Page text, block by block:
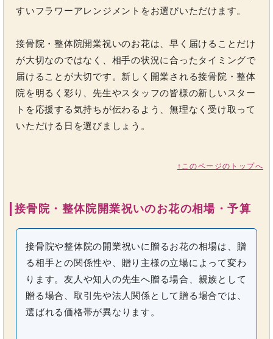
すいフラワーアレンジメントをお選びいただけます。
接骨院・整体院開業祝いのお花は、早く届けることだけ
が大切なのではなく、相手の状況に合ったタイミングで
届けることが大切です。新しく開業される接骨院・整体
院を明るく彩り、先生やスタッフの皆様の新しいスター
トを応援する気持ちが伝わるよう、無理なく受け取って
いただける日を選びましょう。
↑このページのトップへ
接骨院・整体院開業祝いのお花の相場・予算
接骨院や整体院の開業祝いに贈るお花の相場は、贈
る相手との関係性や、贈り主様の立場によって変わ
ります。友人や知人の先生へ贈る場合、親族として
贈る場合、取引先や法人関係として贈る場合では、
選ばれる価格帯が異なります。